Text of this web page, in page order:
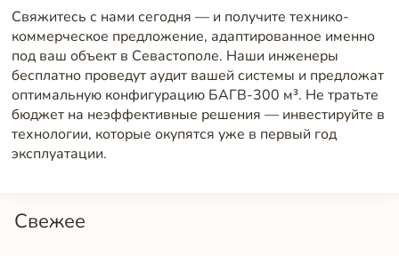
Свежее
Свяжитесь с нами сегодня — и получите технико-
коммерческое предложение, адаптированное именно
под ваш объект в Севастополе. Наши инженеры
бесплатно проведут аудит вашей системы и предложат
оптимальную конфигурацию БАГВ-300 м³. Не тратьте
бюджет на неэффективные решения — инвестируйте в
технологии, которые окупятся уже в первый год
эксплуатации.